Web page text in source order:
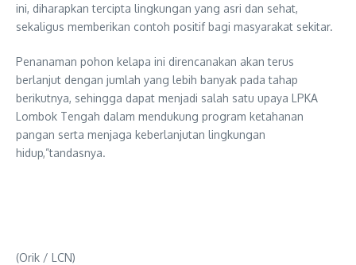
ini, diharapkan tercipta lingkungan yang asri dan sehat,
sekaligus memberikan contoh positif bagi masyarakat sekitar.
Penanaman pohon kelapa ini direncanakan akan terus
berlanjut dengan jumlah yang lebih banyak pada tahap
berikutnya, sehingga dapat menjadi salah satu upaya LPKA
Lombok Tengah dalam mendukung program ketahanan
pangan serta menjaga keberlanjutan lingkungan
hidup,”tandasnya.
(Orik / LCN)